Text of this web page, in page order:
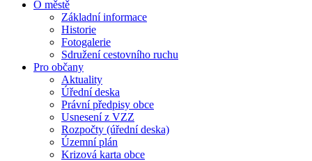
O městě
Základní informace
Historie
Fotogalerie
Sdružení cestovního ruchu
Pro občany
Aktuality
Úřední deska
Právní předpisy obce
Usnesení z VZZ
Rozpočty (úřední deska)
Územní plán
Krizová karta obce